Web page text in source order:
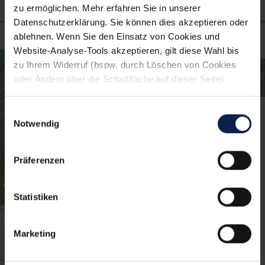
zu ermöglichen. Mehr erfahren Sie in unserer
Datenschutzerklärung. Sie können dies akzeptieren oder
ablehnen. Wenn Sie den Einsatz von Cookies und
Website-Analyse-Tools akzeptieren, gilt diese Wahl bis
zu Ihrem Widerruf (bspw. durch Löschen von Cookies
oder Ändern über die Schaltfläche auf dieser Seite).
Notwendig
Präferenzen
Statistiken
Marketing
Unsere Geschmacksvielfalt